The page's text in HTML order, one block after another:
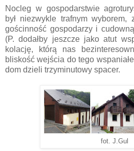
Nocleg w gospodarstwie
był niezwykle trafnym
gościnność gospodarzy i
(P. dodałby jeszcze jako atut
kolację, którą nas
bliskość wejścia do tego
dom dzieli trzyminutowy spacer.
fot. J.Gul